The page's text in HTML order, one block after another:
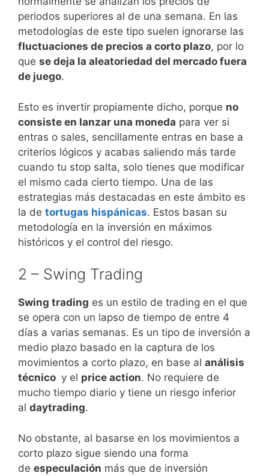
periodos superiores al de una semana. En las
metodologías de este tipo suelen ignorarse las
fluctuaciones de precios a corto plazo, por lo
que se deja la aleatoriedad del mercado fuera
de juego.
Esto es invertir propiamente dicho, porque no
consiste en lanzar una moneda para ver si
entras o sales, sencillamente entras en base a
criterios lógicos y acabas saliendo más tarde
cuando tu stop salta, solo tienes que modificar
el mismo cada cierto tiempo. Una de las
estrategias más destacadas en este ámbito es
la de tortugas hispánicas. Estos basan su
metodología en la inversión en máximos
históricos y el control del riesgo.
2 – Swing Trading​
Swing trading es un estilo de trading en el que
se opera con un lapso de tiempo de entre 4
días a varias semanas. Es un tipo de inversión a
medio plazo basado en la captura de los
movimientos a corto plazo, en base al análisis
técnico y el price action. No requiere de
mucho tiempo diario y tiene un riesgo inferior
al daytrading.
No obstante, al basarse en los movimientos a
corto plazo sigue siendo una forma
de especulación más que de inversión